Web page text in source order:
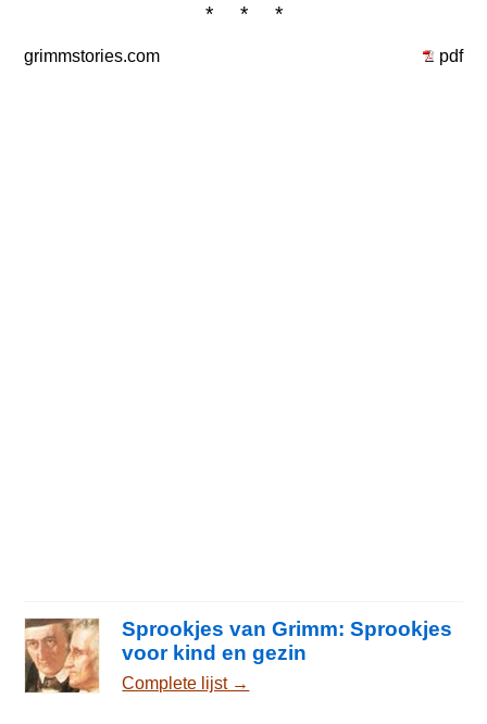
* * *
grimmstories.com pdf
Sprookjes van Grimm: Sprookjes
voor kind en gezin
Complete lijst →